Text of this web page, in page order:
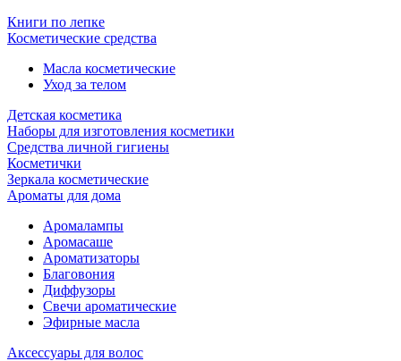
Книги по лепке
Косметические средства
Масла косметические
Уход за телом
Детская косметика
Наборы для изготовления косметики
Средства личной гигиены
Косметички
Зеркала косметические
Ароматы для дома
Аромалампы
Аромасаше
Ароматизаторы
Благовония
Диффузоры
Свечи ароматические
Эфирные масла
Аксессуары для волос